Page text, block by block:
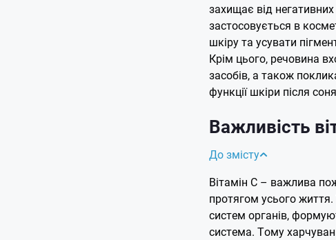
захищає від негативних
застосовується в
шкіру та усувати
Крім цього, речовина
засобів, а також
функції шкіри після
Важливість
До змісту
Вітамін С – важлива
протягом усього
систем органів,
система. Тому